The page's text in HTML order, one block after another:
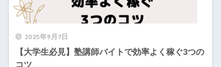
2025年9月7日
【大学生必見】塾講師バイトで効率よく稼ぐ3つの
コツ